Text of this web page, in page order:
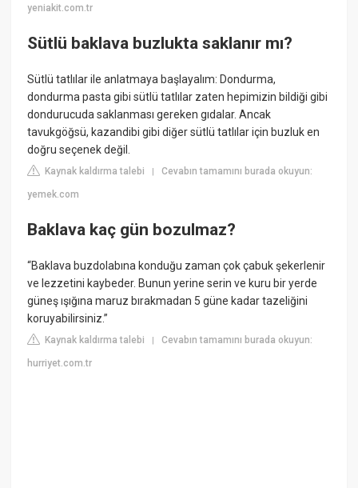
yeniakit.com.tr
Sütlü baklava buzlukta saklanır mı?
Sütlü tatlılar ile anlatmaya başlayalım: Dondurma,
dondurma pasta gibi sütlü tatlılar zaten hepimizin bildiği gibi
dondurucuda saklanması gereken gıdalar. Ancak
tavukgöğsü, kazandibi gibi diğer sütlü tatlılar için buzluk en
doğru seçenek değil.
Kaynak kaldırma talebi |Cevabın tamamını burada okuyun:
yemek.com
Baklava kaç gün bozulmaz?
“Baklava buzdolabına konduğu zaman çok çabuk şekerlenir
ve lezzetini kaybeder. Bunun yerine serin ve kuru bir yerde
güneş ışığına maruz bırakmadan 5 güne kadar tazeliğini
koruyabilirsiniz.”
Kaynak kaldırma talebi |Cevabın tamamını burada okuyun:
hurriyet.com.tr